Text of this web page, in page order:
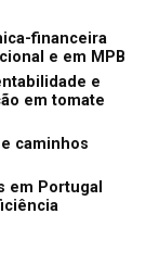
financeira
e em MPB
e
em tomate
caminhos
em Portugal